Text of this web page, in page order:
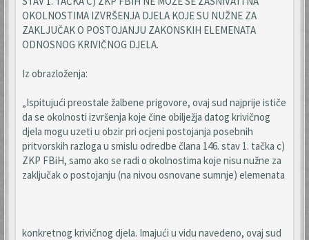
OKOLNOSTIMA IZVRŠENJA DJELA KOJE SU NUŽNE ZA
ZAKLJUČAK O POSTOJANJU ZAKONSKIH ELEMENATA
ODNOSNOG KRIVIČNOG DJELA.
Iz obrazloženja:
„Ispitujući preostale žalbene prigovore, ovaj sud najprije ističe
da se okolnosti izvršenja koje čine obilježja datog krivičnog
djela mogu uzeti u obzir pri ocjeni postojanja posebnih
pritvorskih razloga u smislu odredbe člana 146. stav 1. tačka c)
ZKP FBiH, samo ako se radi o okolnostima koje nisu nužne za
zaključak o postojanju (na nivou osnovane sumnje) elemenata
konkretnog krivičnog djela. Imajući u vidu navedeno, ovaj sud